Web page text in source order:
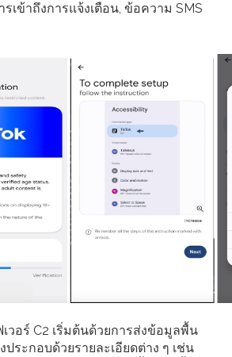
เข้าถึงการแจ้งเตือน, ข้อความ SMS
วอร์ C2 เริ่มต้นด้วยการส่งข้อมูลพื้น
ระกอบด้วยรายละเอียดต่าง ๆ เช่น